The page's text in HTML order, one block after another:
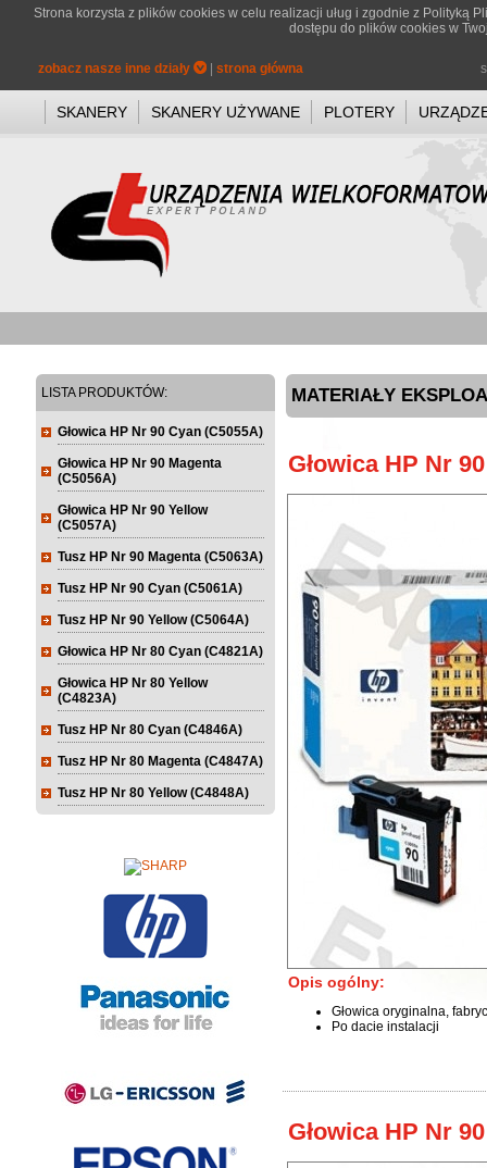
Strona korzysta z plików cookies w celu realizacji uług i zgodnie z Polityką
dostępu do plików cookies w
zobacz nasze inne działy strona główna
SKANERY SKANERY UŻYWANE PLOTERY
LISTA PRODUKTÓW:
Głowica HP Nr 90 Cyan (C5055A)
Głowica HP Nr 90 Magenta
(C5056A)
Głowica HP Nr 90 Yellow
(C5057A)
Tusz HP Nr 90 Magenta (C5063A)
Tusz HP Nr 90 Cyan (C5061A)
Tusz HP Nr 90 Yellow (C5064A)
Głowica HP Nr 80 Cyan (C4821A)
Głowica HP Nr 80 Yellow
(C4823A)
Tusz HP Nr 80 Cyan (C4846A)
Tusz HP Nr 80 Magenta (C4847A)
Tusz HP Nr 80 Yellow (C4848A)
MATERIAŁY
Głowica HP Nr
Opis ogólny:
Głowica oryginalna,
Po dacie instalacji
Głowica HP Nr